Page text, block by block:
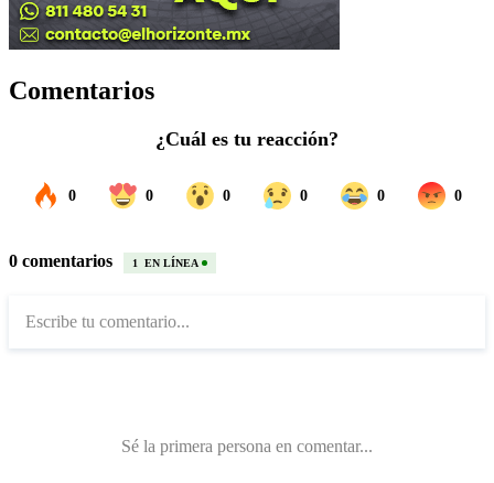
Comentarios